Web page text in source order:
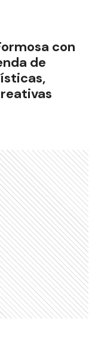
con
de